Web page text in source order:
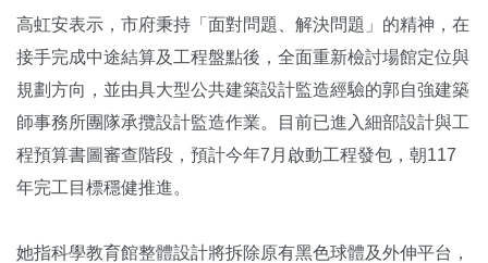
高虹安表示，市府秉持「面對問題、解決問題」的精神，在
接手完成中途結算及工程盤點後，全面重新檢討場館定位與
規劃方向，並由具大型公共建築設計監造經驗的郭自強建築
師事務所團隊承攬設計監造作業。目前已進入細部設計與工
程預算書圖審查階段，預計今年7月啟動工程發包，朝117
年完工目標穩健推進。
她指科學教育館整體設計將拆除原有黑色球體及外伸平台，